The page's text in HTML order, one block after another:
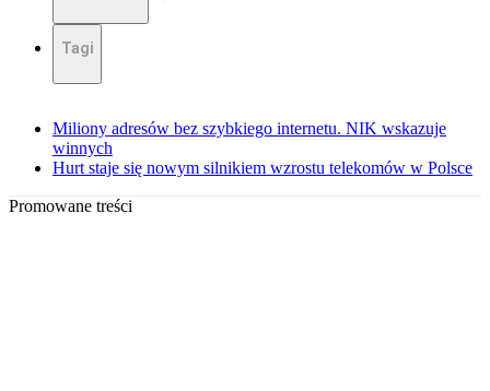
Tagi
Miliony adresów bez szybkiego internetu. NIK wskazuje
winnych
Hurt staje się nowym silnikiem wzrostu telekomów w Polsce
Promowane treści